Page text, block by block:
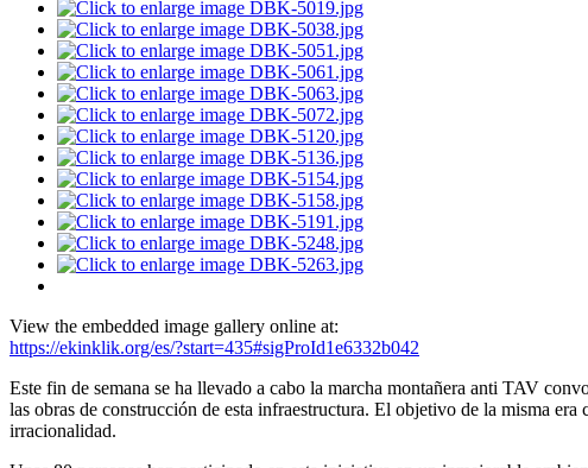
View the embedded image gallery online at:
https://ekinklik.org/es/?start=435#sigProId1e6332b042
Este fin de semana se ha llevado a cabo la marcha montañera anti TAV
las obras de construcción de esta infraestructura. El objetivo de la misma
irracionalidad.